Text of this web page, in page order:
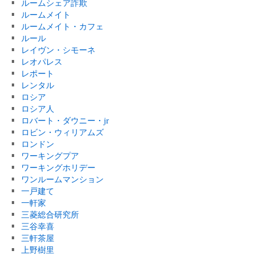
ルームシェア詐欺
ルームメイト
ルームメイト・カフェ
ルール
レイヴン・シモーネ
レオパレス
レポート
レンタル
ロシア
ロシア人
ロバート・ダウニー・jr
ロビン・ウィリアムズ
ロンドン
ワーキングプア
ワーキングホリデー
ワンルームマンション
一戸建て
一軒家
三菱総合研究所
三谷幸喜
三軒茶屋
上野樹里